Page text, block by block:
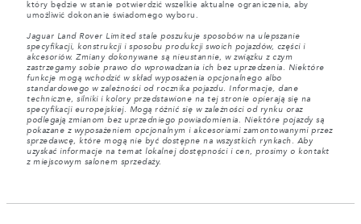
który będzie w stanie potwierdzić wszelkie aktualne ograniczenia, aby
umożliwić dokonanie świadomego wyboru.
Jaguar Land Rover Limited stale poszukuje sposobów na ulepszanie
specyfikacji, konstrukcji i sposobu produkcji swoich pojazdów, części i
akcesoriów. Zmiany dokonywane są nieustannie, w związku z czym
zastrzegamy sobie prawo do wprowadzania ich bez uprzedzenia. Niektóre
funkcje mogą wchodzić w skład wyposażenia opcjonalnego albo
standardowego w zależności od rocznika pojazdu. Informacje, dane
techniczne, silniki i kolory przedstawione na tej stronie opierają się na
specyfikacji europejskiej. Mogą różnić się w zależności od rynku oraz
podlegają zmianom bez uprzedniego powiadomienia. Niektóre pojazdy są
pokazane z wyposażeniem opcjonalnym i akcesoriami zamontowanymi przez
sprzedawcę, które mogą nie być dostępne na wszystkich rynkach. Aby
uzyskać informacje na temat lokalnej dostępności i cen, prosimy o kontakt
z miejscowym salonem sprzedaży.